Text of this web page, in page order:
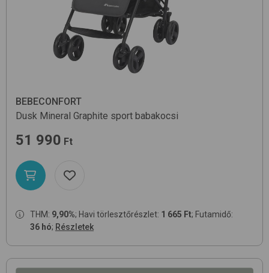
BEBECONFORT
Dusk Mineral Graphite sport babakocsi
51 990 Ft
THM: 9,90%; Havi törlesztőrészlet: 1 665 Ft; Futamidő:
36 hó; Részletek